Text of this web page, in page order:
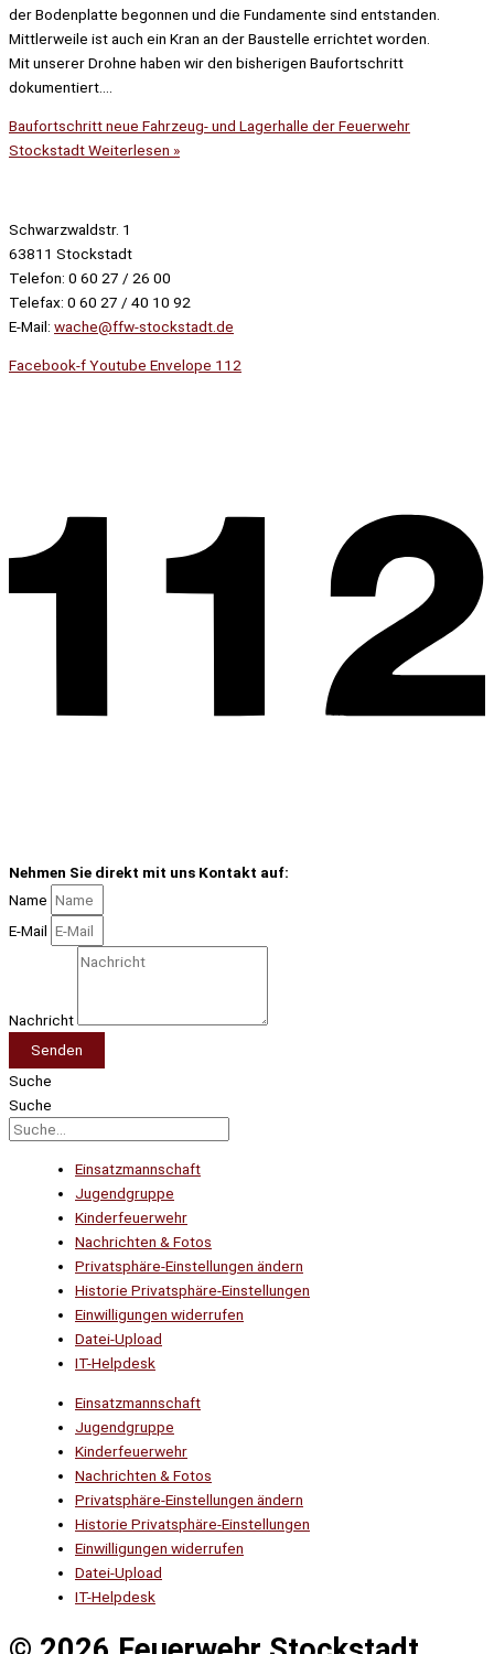
der Bodenplatte begonnen und die Fundamente sind entstanden.
Mittlerweile ist auch ein Kran an der Baustelle errichtet worden.
Mit unserer Drohne haben wir den bisherigen Baufortschritt
dokumentiert….
Baufortschritt neue Fahrzeug- und Lagerhalle der Feuerwehr
StockstadtWeiterlesen »
Schwarzwaldstr. 1
63811 Stockstadt
Telefon: 0 60 27 / 26 00
Telefax: 0 60 27 / 40 10 92
E-Mail: wache@ffw-stockstadt.de
Facebook-fYoutube Envelope 112
Nehmen Sie direkt mit uns Kontakt auf:
Name
E-Mail
Nachricht
Senden
Suche
Suche
Einsatzmannschaft
Jugendgruppe
Kinderfeuerwehr
Nachrichten & Fotos
Privatsphäre-Einstellungen ändern
Historie Privatsphäre-Einstellungen
Einwilligungen widerrufen
Datei-Upload
IT-Helpdesk
Einsatzmannschaft
Jugendgruppe
Kinderfeuerwehr
Nachrichten & Fotos
Privatsphäre-Einstellungen ändern
Historie Privatsphäre-Einstellungen
Einwilligungen widerrufen
Datei-Upload
IT-Helpdesk